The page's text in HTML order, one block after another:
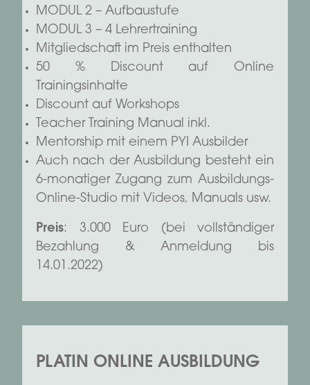
MODUL 2 – Aufbaustufe
MODUL 3 – 4 Lehrertraining
Mitgliedschaft im Preis enthalten
50 % Discount auf Online
Trainingsinhalte
Discount auf Workshops
Teacher Training Manual inkl.
Mentorship mit einem PYI Ausbilder
Auch nach der Ausbildung besteht ein
6-monatiger Zugang zum Ausbildungs-
Online-Studio mit Videos, Manuals usw.
Preis: 3.000 Euro (bei vollständiger
Bezahlung & Anmeldung bis
14.01.2022)
PLATIN ONLINE AUSBILDUNG